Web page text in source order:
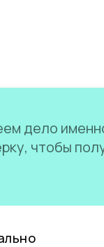
дело
чтобы